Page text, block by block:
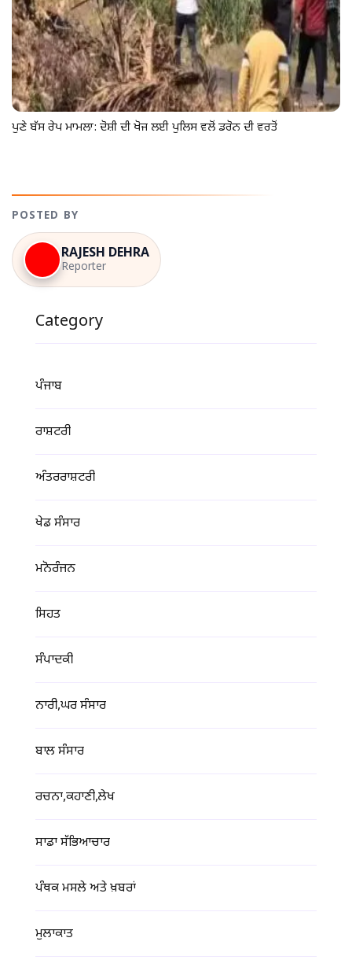
ਪੁਣੇ ਬੱਸ ਰੇਪ ਮਾਮਲਾ: ਦੋਸ਼ੀ ਦੀ ਖੋਜ ਲਈ ਪੁਲਿਸ ਵਲੋਂ ਡਰੋਨ ਦੀ ਵਰਤੋਂ
POSTED BY
RAJESH DEHRA
Reporter
Category
ਪੰਜਾਬ
ਰਾਸ਼ਟਰੀ
ਅੰਤਰਰਾਸ਼ਟਰੀ
ਖੇਡ ਸੰਸਾਰ
ਮਨੋਰੰਜਨ
ਸਿਹਤ
ਸੰਪਾਦਕੀ
ਨਾਰੀ,ਘਰ ਸੰਸਾਰ
ਬਾਲ ਸੰਸਾਰ
ਰਚਨਾ,ਕਹਾਣੀ,ਲੇਖ
ਸਾਡਾ ਸੱਭਿਆਚਾਰ
ਪੰਥਕ ਮਸਲੇ ਅਤੇ ਖ਼ਬਰਾਂ
ਮੁਲਾਕਾਤ